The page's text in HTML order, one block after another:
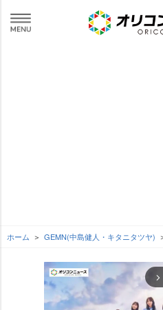
ホーム GEMN(中島健人・キタニタツヤ)
arrow_forward_ios